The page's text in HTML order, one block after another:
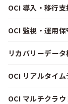
OCI 導入・移行
OCI 監視・運用
リカバリーデー
OCI リアルタイ
OCI マルチクラ